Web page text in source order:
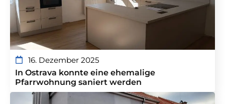
16. Dezember 2025
In Ostrava konnte eine ehemalige
Pfarrwohnung saniert werden